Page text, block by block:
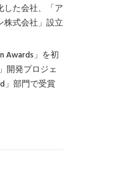
した会社、「ア
株式会社」設立
Awards」を初
開発プロジェ
」部門で受賞